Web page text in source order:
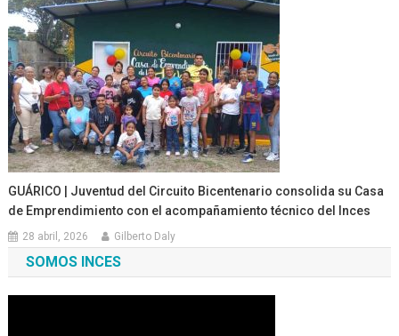
GUÁRICO | Juventud del Circuito Bicentenario consolida su Casa
de Emprendimiento con el acompañamiento técnico del Inces
28 abril, 2026 Gilberto Daly
SOMOS INCES